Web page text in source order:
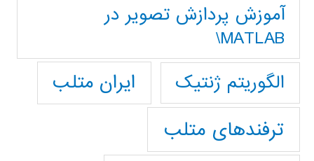
آموزش پردازش تصوير در
MATLAB\
الگوریتم ژنتیک
ایران متلب
ترفندهای متلب